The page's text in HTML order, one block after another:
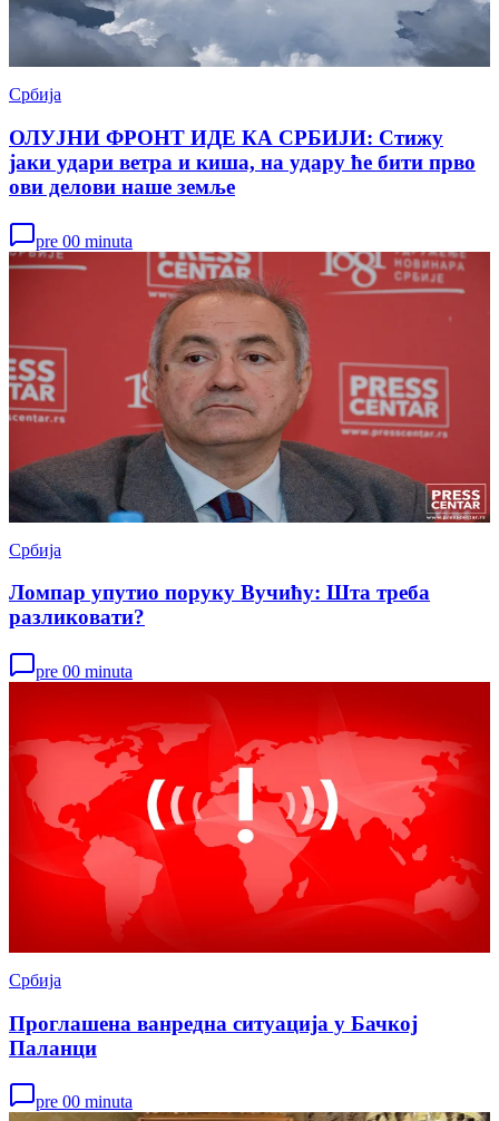
Србија
ОЛУЈНИ ФРОНТ ИДЕ КА СРБИЈИ: Стижу
јаки удари ветра и киша, на удару ће бити прво
ови делови наше земље
pre 00 minuta
Србија
Ломпар упутио поруку Вучићу: Шта треба
разликовати?
pre 00 minuta
Србија
Проглашена ванредна ситуација у Бачкој
Паланци
pre 00 minuta